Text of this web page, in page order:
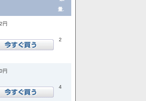
量.
円
2
円
4